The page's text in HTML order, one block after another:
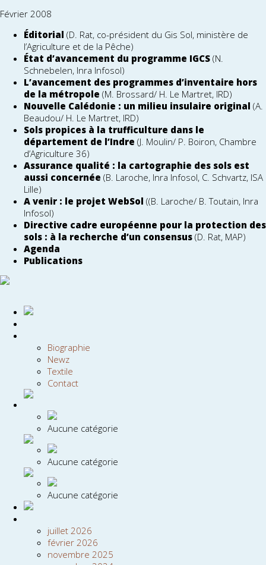
Février 2008
Éditorial (D. Rat, co-président du Gis Sol, ministère de
l’Agriculture et de la Pêche)
État d’avancement du programme IGCS (N.
Schnebelen, Inra Infosol)
L’avancement des programmes d’inventaire hors
de la métropole (M. Brossard/ H. Le Martret, IRD)
Nouvelle Calédonie : un milieu insulaire original (A.
Beaudou/ H. Le Martret, IRD)
Sols propices à la trufficulture dans le
département de l’Indre (J. Moulin/ P. Boiron, Chambre
d’Agriculture 36)
Assurance qualité : la cartographie des sols est
aussi concernée (B. Laroche, Inra Infosol, C. Schvartz, ISA
Lille)
A venir : le projet WebSol ((B. Laroche/ B. Toutain, Inra
Infosol)
Directive cadre européenne pour la protection des
sols : à la recherche d’un consensus (D. Rat, MAP)
Agenda
Publications
Biographie
Newz
Textile
Contact
Aucune catégorie
Aucune catégorie
Aucune catégorie
juillet 2026
février 2026
novembre 2025